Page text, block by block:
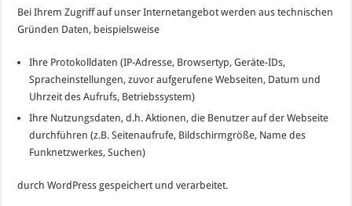
Bei Ihrem Zugriff auf unser Internetangebot werden aus technischen
Gründen Daten, beispielsweise
Ihre Protokolldaten (IP-Adresse, Browsertyp, Geräte-IDs,
Spracheinstellungen, zuvor aufgerufene Webseiten, Datum und
Uhrzeit des Aufrufs, Betriebssystem)
Ihre Nutzungsdaten, d.h. Aktionen, die Benutzer auf der Webseite
durchführen (z.B. Seitenaufrufe, Bildschirmgröße, Name des
Funknetzwerkes, Suchen)
durch WordPress gespeichert und verarbeitet.